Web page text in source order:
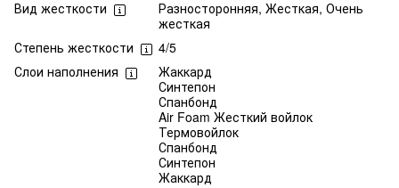
Вид жесткости
Разносторонняя, Жесткая, Очень
жесткая
Степень жесткости
4/5
Слои наполнения
Жаккард
Синтепон
Спанбонд
Air Foam Жесткий войлок
Термовойлок
Спанбонд
Синтепон
Жаккард